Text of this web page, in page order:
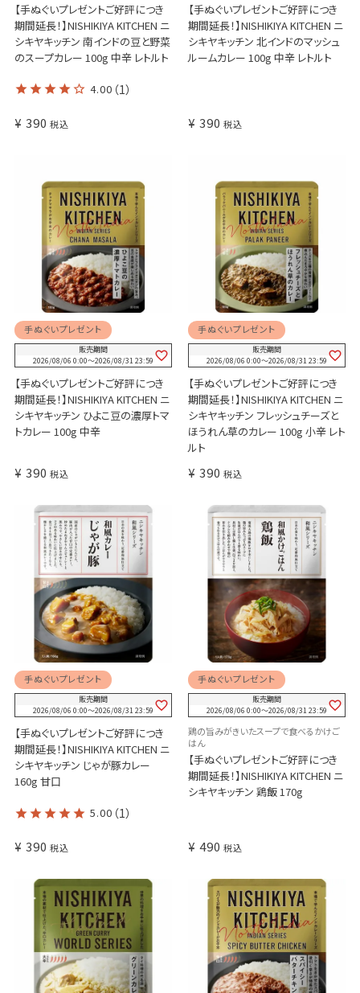
【手ぬぐいプレゼントご好評につき
期間延長！】NISHIKIYA KITCHEN ニ
シキヤキッチン 南インドの豆と野菜
のスープカレー 100g 中辛 レトルト
4.00 （1）
¥ 390 税込
【手ぬぐいプレゼントご好評につき
期間延長！】NISHIKIYA KITCHEN ニ
シキヤキッチン 北インドのマッシュ
ルームカレー 100g 中辛 レトルト
¥ 390 税込
手ぬぐいプレゼント
販売期間
2026/08/06 0:00〜2026/08/31 23:59
【手ぬぐいプレゼントご好評につき
期間延長！】NISHIKIYA KITCHEN ニ
シキヤキッチン ひよこ豆の濃厚トマ
トカレー 100g 中辛
¥ 390 税込
手ぬぐいプレゼント
販売期間
2026/08/06 0:00〜2026/08/31 23:59
【手ぬぐいプレゼントご好評につき
期間延長！】NISHIKIYA KITCHEN ニ
シキヤキッチン フレッシュチーズと
ほうれん草のカレー 100g 小辛 レト
ルト
¥ 390 税込
手ぬぐいプレゼント
販売期間
2026/08/06 0:00〜2026/08/31 23:59
【手ぬぐいプレゼントご好評につき
期間延長！】NISHIKIYA KITCHEN ニ
シキヤキッチン じゃが豚カレー
160g 甘口
5.00 （1）
¥ 390 税込
手ぬぐいプレゼント
販売期間
2026/08/06 0:00〜2026/08/31 23:59
鶏の旨みがきいたスープで食べるかけご
はん
【手ぬぐいプレゼントご好評につき
期間延長！】NISHIKIYA KITCHEN ニ
シキヤキッチン 鶏飯 170g
¥ 490 税込